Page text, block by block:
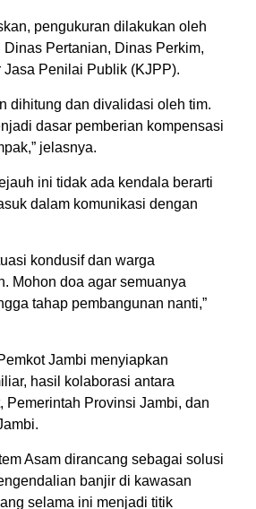
pengukuran dilakukan oleh
Pertanian, Dinas Perkim,
Jasa Penilai Publik (KJPP).
dihitung dan divalidasi oleh tim.
dasar pemberian kompensasi
jelasnya.
ini tidak ada kendala berarti
dalam komunikasi dengan
kondusif dan warga
Mohon doa agar semuanya
tahap pembangunan nanti,”
Jambi menyiapkan
hasil kolaborasi antara
Pemerintah Provinsi Jambi, dan
Asam dirancang sebagai solusi
banjir di kawasan
selama ini menjadi titik